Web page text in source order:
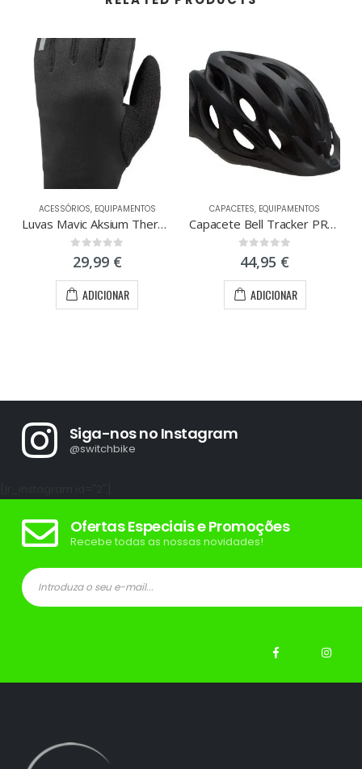
ACESSÓRIOS, EQUIPAMENTOS
Luvas Mavic Aksium Thermo
0out of 5
29,99 €
ADICIONAR
CAPACETES, EQUIPAMENTOS
Capacete Bell Tracker PRETO
out of 5
44,95 €
ADICIONAR
Siga-nos no Instagram
@switchbike
Ofertas Especiais e Promoções
Recebe todas as nossas novidades!